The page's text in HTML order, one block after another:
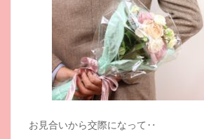
お見合いから交際になって‥